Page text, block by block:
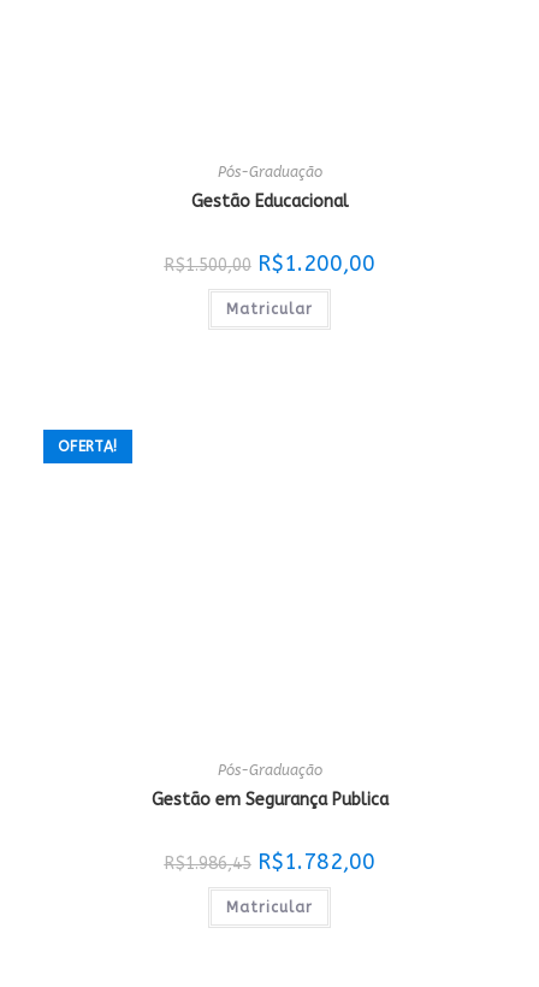
Pós-Graduação
Gestão Educacional
R$1.500,00 O
preço
original
era:
R$1.500,00.
R$1.200,00O
Matricular
OFERTA!
Pós-Graduação
Gestão em Segurança Publica
R$1.986,45 O
preço
original
era:
R$1.986,45.
R$1.782,00O
Matricular